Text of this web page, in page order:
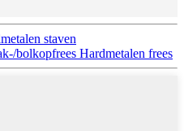
staven
bolkopfrees Hardmetalen frees